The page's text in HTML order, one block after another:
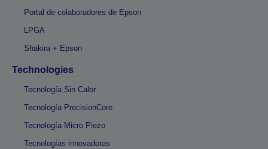
Portal de colaboradores de Epson
LPGA
Shakira + Epson
Technologies
Tecnología Sin Calor
Tecnología PrecisionCore
Tecnología Micro Piezo
Tecnologías innovadoras